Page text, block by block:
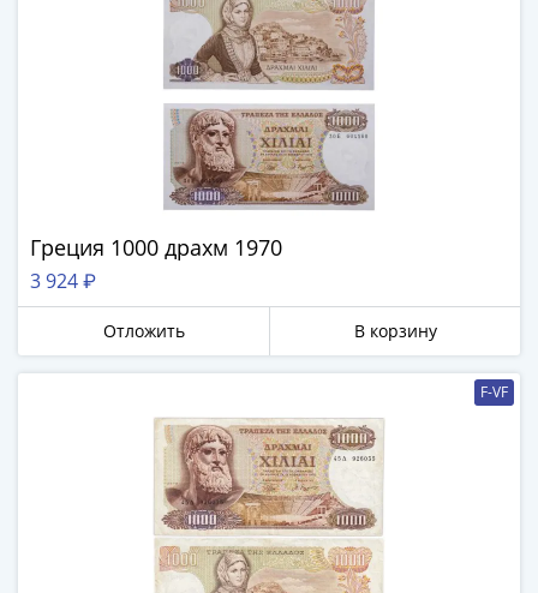
Греция 1000 драхм 1970
3 924 ₽
Отложить В корзину
F-VF